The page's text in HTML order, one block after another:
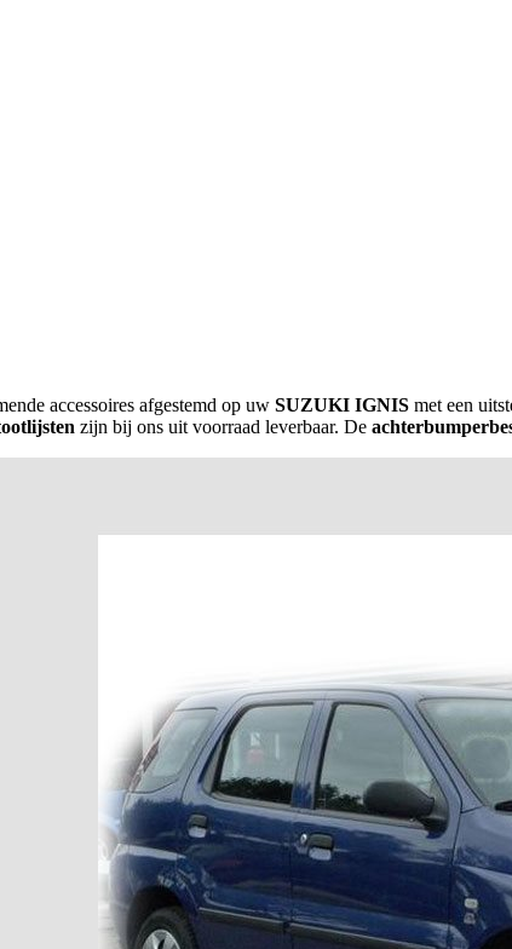
accessoires afgestemd op uw SUZUKI IGNIS met een
zijn bij ons uit voorraad leverbaar. De